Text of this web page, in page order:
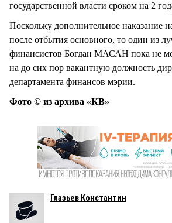
государственной власти сроком на 2
Поскольку дополнительное наказание
после отбытия основного, то один из
финансистов Богдан МАСАН пока не
на до сих пор вакантную должность
департамента финансов мэрии.
Фото © из архива «КВ»
Глазьев Константин